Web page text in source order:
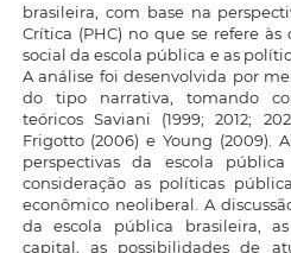
brasileira, com base na
Crítica (PHC) no que se refere
social da escola pública e as
A análise foi desenvolvida por
do tipo narrativa, tomando
teóricos Saviani (1999; 2012;
Frigotto (2006) e Young (2009).
perspectivas da escola
consideração as políticas
econômico neoliberal. A
da escola pública brasileira,
capital, as possibilidades de